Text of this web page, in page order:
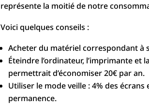
représente la moitié de notre
Voici quelques conseils :
Acheter du matériel correspondant à
Éteindre l’ordinateur, l’imprimante
permettrait d’économiser 20€ par an.
Utiliser le mode veille : 4% des
permanence.